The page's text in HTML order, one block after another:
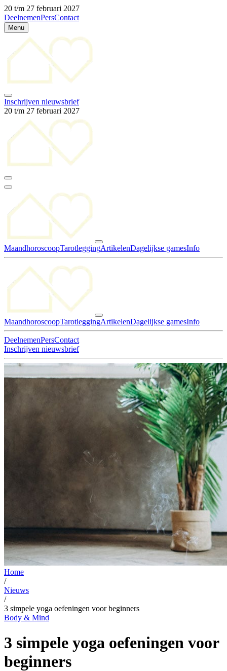
20 t/m 27 februari 2027
DeelnemenPersContact
Menu
Inschrijven nieuwsbrief
20 t/m 27 februari 2027
MaandhoroscoopTarotleggingArtikelenDagelijkse gamesInfo
MaandhoroscoopTarotleggingArtikelenDagelijkse gamesInfo
DeelnemenPersContact
Inschrijven nieuwsbrief
Home
/
Nieuws
/
3 simpele yoga oefeningen voor beginners
Body & Mind
3 simpele yoga oefeningen voor
beginners